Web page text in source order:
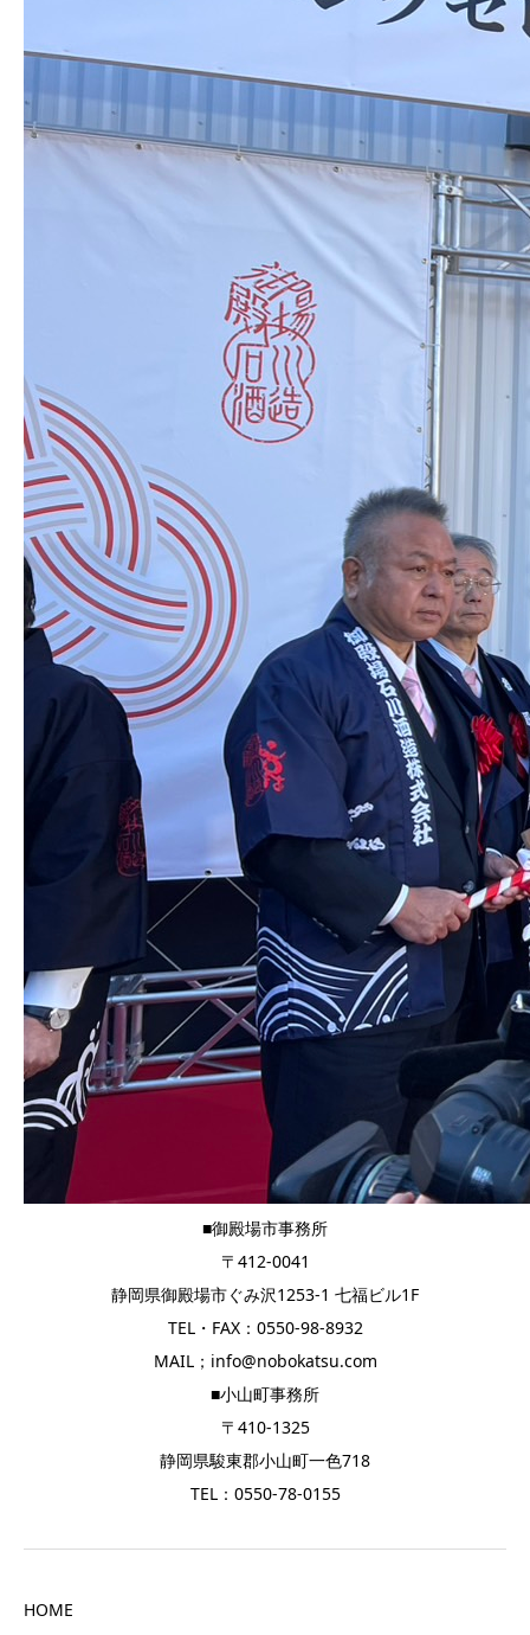
■御殿場市事務所
〒412-0041
静岡県御殿場市ぐみ沢1253-1 七福ビル1F
TEL・FAX：0550-98-8932
MAIL；info@nobokatsu.com
■小山町事務所
〒410-1325
静岡県駿東郡小山町一色718
TEL：0550-78-0155
HOME